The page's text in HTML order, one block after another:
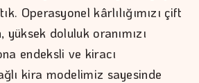
Operasyonel kârlılığımızı çift
doluluk oranımızı
endeksli ve kiracı
kira modelimiz sayesinde